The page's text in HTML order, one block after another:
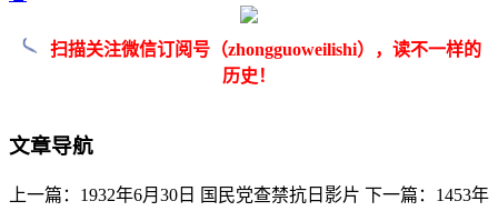
扫描关注微信订阅号（zhongguoweilishi），读不一样的
历史！
文章导航
上一篇：1932年6月30日 国民党查禁抗日影片 下一篇：1453年